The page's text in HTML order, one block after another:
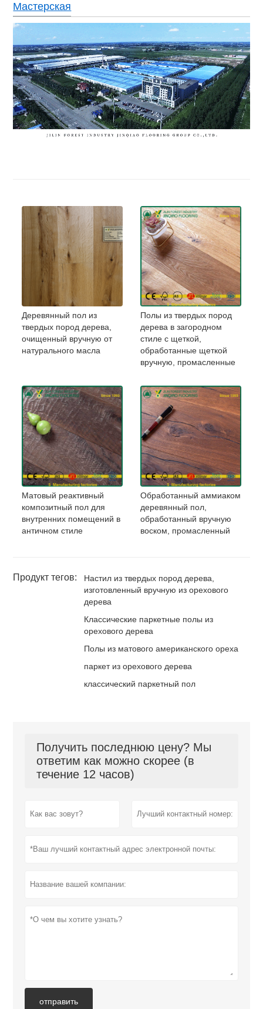
Мастерская
Деревянный пол из
твердых пород дерева,
очищенный вручную от
натурального масла
Полы из твердых пород
дерева в загородном
стиле с щеткой,
обработанные щеткой
вручную, промасленные
Матовый реактивный
композитный пол для
внутренних помещений в
античном стиле
Обработанный аммиаком
деревянный пол,
обработанный вручную
воском, промасленный
Продукт тегов:
Настил из твердых пород дерева,
изготовленный вручную из орехового
дерева
Классические паркетные полы из
орехового дерева
Полы из матового американского ореха
паркет из орехового дерева
классический паркетный пол
Получить последнюю цену? Мы
ответим как можно скорее (в
течение 12 часов)
отправить